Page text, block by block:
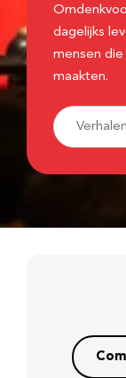
dagelijks
mensen
maakten.